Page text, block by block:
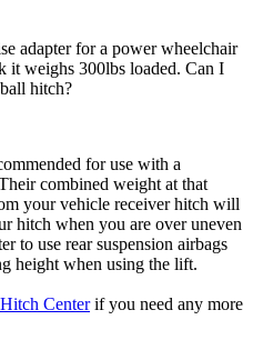
adapter for a power wheelchair
it weighs 300lbs loaded. Can I
hitch?
for use with a
combined weight at that
your vehicle receiver hitch will
hitch when you are over uneven
to use rear suspension airbags
height when using the lift.
Centerif you need any more